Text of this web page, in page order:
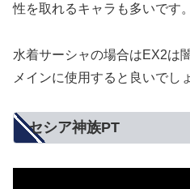
性を取れるキャラも多いです。
水着サーシャの場合はEX2は
メインに使用すると良いでし
セシア神族PT